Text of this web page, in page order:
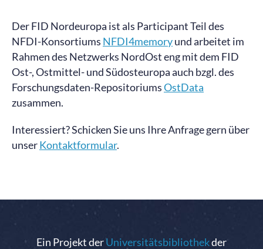
Der FID Nordeuropa ist als Participant Teil des
NFDI-Konsortiums NFDI4memoryund arbeitet im
Rahmen des Netzwerks NordOst eng mit dem FID
Ost-, Ostmittel- und Südosteuropa auch bzgl. des
Forschungsdaten-RepositoriumsOstData
zusammen.
Interessiert? Schicken Sie uns Ihre Anfrage gern über
unserKontaktformular.
Ein Projekt derUniversitätsbibliothekder